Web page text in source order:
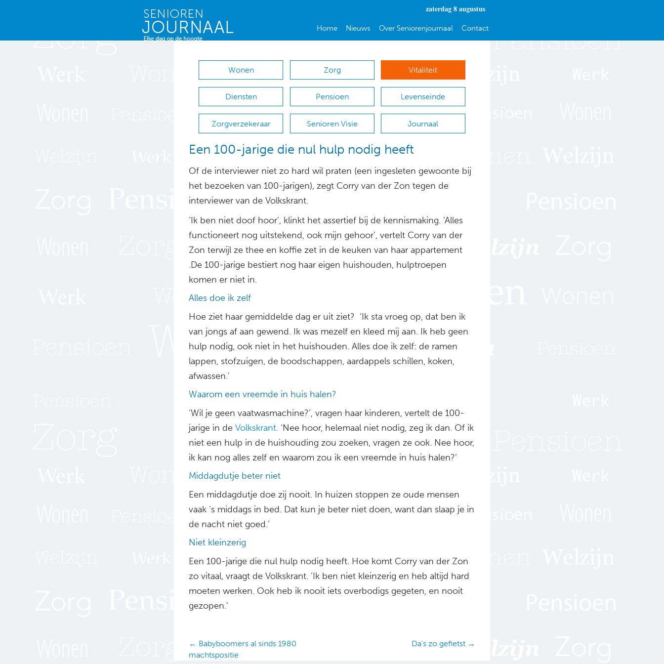
zaterdag 8 augustus
Home Nieuws Over Seniorenjournaal Contact
Wonen Zorg Vitaliteit
Diensten Pensioen Levenseinde
Zorgverzekeraar Senioren Visie Journaal
Een 100-jarige die nul hulp nodig heeft
Of de interviewer niet zo hard wil praten (een ingesleten gewoonte bij
het bezoeken van 100-jarigen), zegt Corry van der Zon tegen de
interviewer van de Volkskrant.
‘Ik ben niet doof hoor’, klinkt het assertief bij de kennismaking. ‘Alles
functioneert nog uitstekend, ook mijn gehoor’, vertelt Corry van der
Zon terwijl ze thee en koffie zet in de keuken van haar appartement
.De 100-jarige bestiert nog haar eigen huishouden, hulptroepen
komen er niet in.
Alles doe ik zelf
Hoe ziet haar gemiddelde dag er uit ziet? ‘Ik sta vroeg op, dat ben ik
van jongs af aan gewend. Ik was mezelf en kleed mij aan. Ik heb geen
hulp nodig, ook niet in het huishouden. Alles doe ik zelf: de ramen
lappen, stofzuigen, de boodschappen, aardappels schillen, koken,
afwassen.’
Waarom een vreemde in huis halen?
‘Wil je geen vaatwasmachine?’, vragen haar kinderen, vertelt de 100-
jarige in de Volkskrant. ‘Nee hoor, helemaal niet nodig, zeg ik dan. Of ik
niet een hulp in de huishouding zou zoeken, vragen ze ook. Nee hoor,
ik kan nog alles zelf en waarom zou ik een vreemde in huis halen?’
Middagdutje beter niet
Een middagdutje doe zij nooit. In huizen stoppen ze oude mensen
vaak ’s middags in bed. Dat kun je beter niet doen, want dan slaap je in
de nacht niet goed.’
Niet kleinzerig
Een 100-jarige die nul hulp nodig heeft. Hoe komt Corry van der Zon
zo vitaal, vraagt de Volkskrant. ‘Ik ben niet kleinzerig en heb altijd hard
moeten werken. Ook heb ik nooit iets overbodigs gegeten, en nooit
gezopen.’
Posts
← Babyboomers al sinds 1980
machtspositie
Da’s zo gefietst →